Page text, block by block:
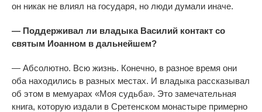
он никак не влиял на государя, но люди думали иначе.
— Поддерживал ли владыка Василий контакт со
святым Иоанном в дальнейшем?
— Абсолютно. Всю жизнь. Конечно, в разное время они
оба находились в разных местах. И владыка рассказывал
об этом в мемуарах «Моя судьба». Это замечательная
книга, которую издали в Сретенском монастыре примерно